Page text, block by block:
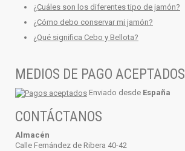
¿Cuáles son los diferentes tipo de jamón?
¿Cómo debo conservar mi jamón?
¿Qué significa Cebo y Bellota?
MEDIOS DE PAGO ACEPTADOS
Enviado desde España
CONTÁCTANOS
Almacén
Calle Fernández de Ribera 40-42